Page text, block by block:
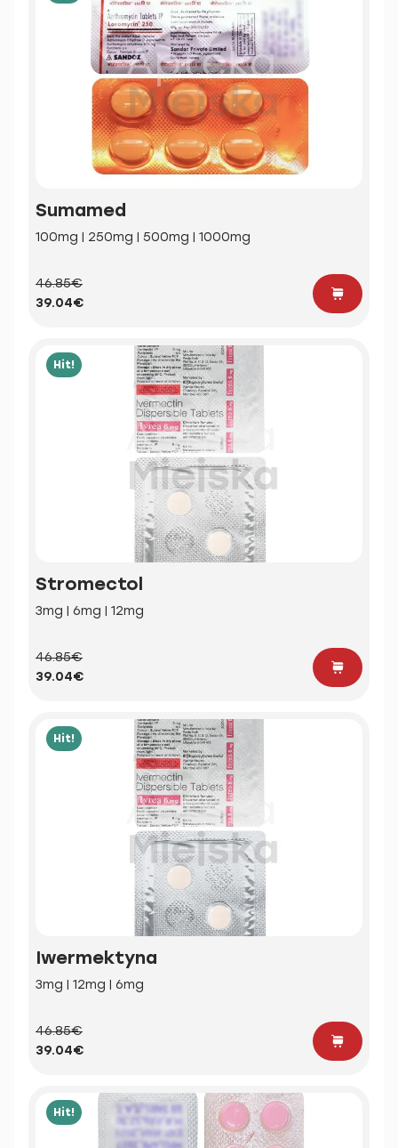
Sumamed
100mg | 250mg | 500mg | 1000mg
46.85€
39.04€
Hit!
Stromectol
3mg | 6mg | 12mg
46.85€
39.04€
Hit!
Iwermektyna
3mg | 12mg | 6mg
46.85€
39.04€
Hit!